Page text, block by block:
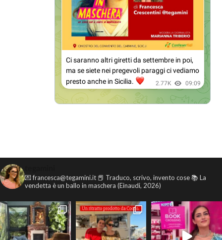
💌 francesca@tegamini.it 📕 Traduco, scrivo, invento cose📚 La
vendetta è un ballo in maschera (Einaudi, 2026)